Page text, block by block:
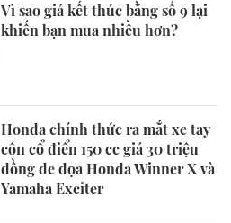
Vì sao giá kết thúc bằng số 9 lại
khiến bạn mua nhiều hơn?
Honda chính thức ra mắt xe tay
côn cổ điển 150 cc giá 30 triệu
đồng đe dọa Honda Winner X và
Yamaha Exciter